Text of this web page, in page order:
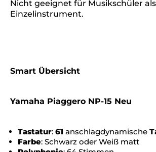
Nicht geeignet für Musikschüler als
Einzelinstrument.
Smart Übersicht
Yamaha Piaggero NP-15 Neu
Tastatur: 61 anschlagdynamische
Farbe: Schwarz oder Weiß matt